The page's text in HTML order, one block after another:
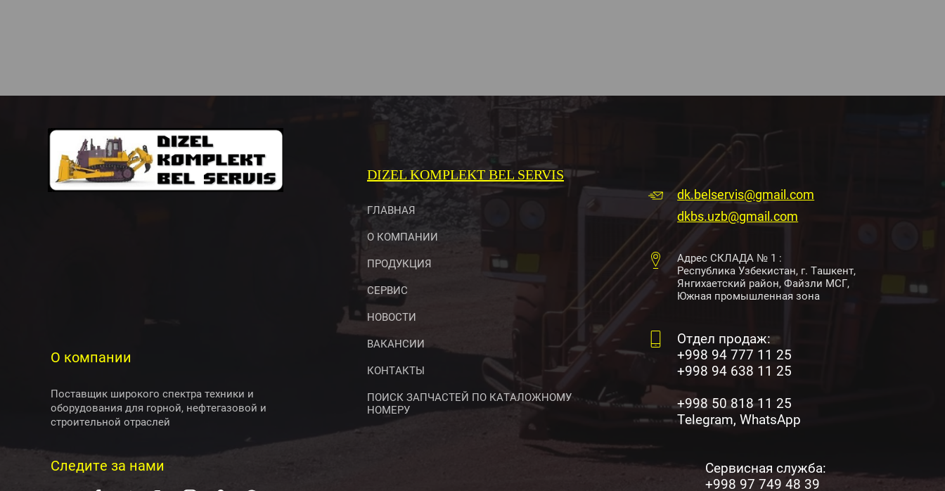
Следите за нами
О компании
Поставщик широкого спектра техники и
оборудования для горной, нефтегазовой и
строительной отраслей
DIZEL KOMPLEKT BEL SERVIS
ГЛАВНАЯ
О КОМПАНИИ
ПРОДУКЦИЯ
СЕРВИС
НОВОСТИ
ВАКАНСИИ
КОНТАКТЫ
ПОИСК ЗАПЧАСТЕЙ ПО КАТАЛОЖНОМУ
НОМЕРУ
dk.belservis@gmail.com
dkbs.uzb@gmail.com
Адрес СКЛАДА № 1 :
Республика Узбекистан, г. Ташкент,
Янгихаетский район, Файзли МСГ,
Южная промышленная зона
Отдел продаж:
+998 94 777 11 25
+998 94 638 11 25
+998 50 818 11 25
Telegram, WhatsApp
Сервисная служба:
+998 97 749 48 39